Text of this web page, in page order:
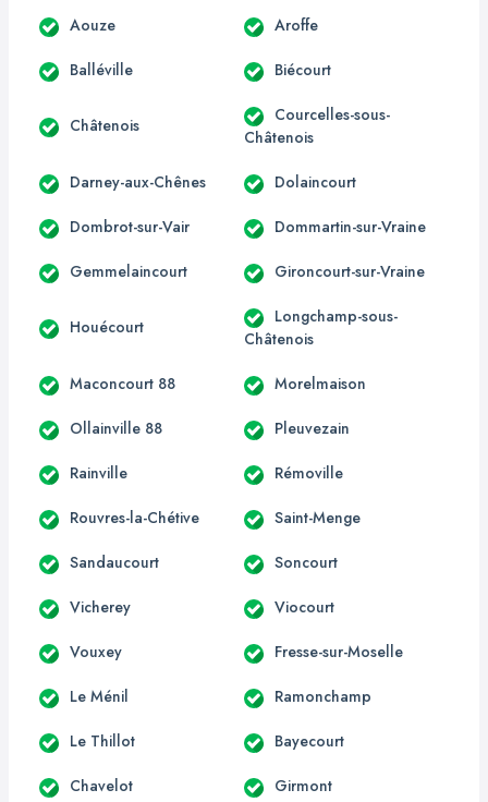
Aouze Aroffe
Balléville Biécourt
Châtenois
Courcelles-sous-
Châtenois
Darney-aux-Chênes Dolaincourt
Dombrot-sur-Vair Dommartin-sur-Vraine
Gemmelaincourt Gironcourt-sur-Vraine
Houécourt
Longchamp-sous-
Châtenois
Maconcourt 88 Morelmaison
Ollainville 88 Pleuvezain
Rainville Rémoville
Rouvres-la-Chétive Saint-Menge
Sandaucourt Soncourt
Vicherey Viocourt
Vouxey Fresse-sur-Moselle
Le Ménil Ramonchamp
Le Thillot Bayecourt
Chavelot Girmont